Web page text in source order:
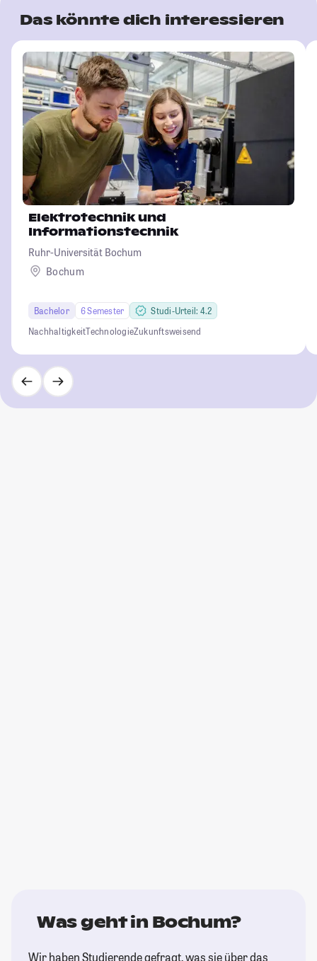
Das könnte dich interessieren
Elektrotechnik und
Informationstechnik
Ruhr-Universität Bochum
Bochum
Bachelor 6 Semester
Studi-Urteil: 4.2
NachhaltigkeitTechnologieZukunftsweisend
Was geht in Bochum?
Wir haben Studierende gefragt, was sie über das